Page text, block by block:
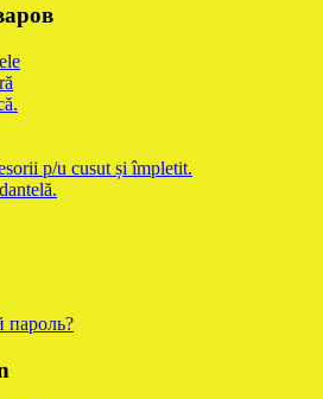
p/u cusut și împletit.
пароль?